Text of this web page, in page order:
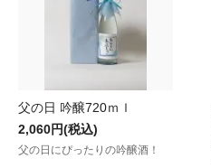
父の日 吟醸720ｍｌ
2,060円(税込)
父の日にぴったりの吟醸酒！